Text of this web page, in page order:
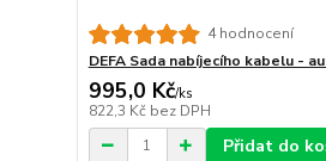
4 hodnocení
DEFA Sada nabíjecího kabelu -
995,0 Kč/ks
822,3 Kč bez DPH
Přidat do